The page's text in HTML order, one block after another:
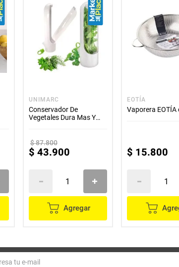
UNIMARC
Conservador De
Vegetales Dura Mas Y
$87.800
$ 43.900
Agregar
EOTÍA
Vaporera EOTÍA
$ 15.800